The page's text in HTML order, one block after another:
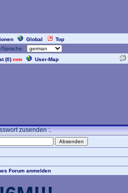
Global Top
Sprache:
(0) new User-Map
zusenden :.
Forum anmelden